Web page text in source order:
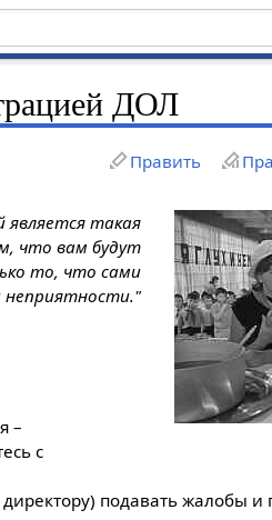
ДОЛ
Править
такая
что вам будут
то, что сами
–
с
подавать жалобы и